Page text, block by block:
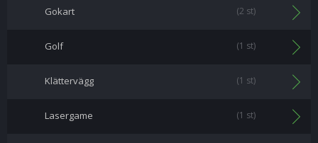
Gokart (2 st)
Golf (1 st)
Klättervägg (1 st)
Lasergame (1 st)